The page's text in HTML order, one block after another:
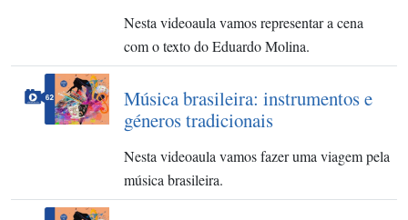
Nesta videoaula vamos representar a cena
com o texto do Eduardo Molina.
Música brasileira: instrumentos e
géneros tradicionais
Nesta videoaula vamos fazer uma viagem pela
música brasileira.